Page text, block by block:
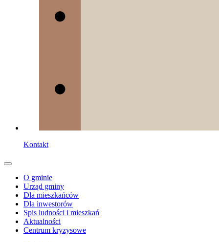
Kontakt
O gminie
Urząd gminy
Dla mieszkańców
Dla inwestorów
Spis ludności i mieszkań
Aktualności
Centrum kryzysowe